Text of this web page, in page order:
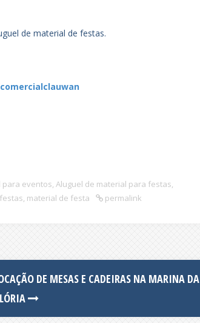
de material de festas.
para eventos, Aluguel de material para festas,
, material de festa permalink
DE MESAS E CADEIRAS NA MARINA DA